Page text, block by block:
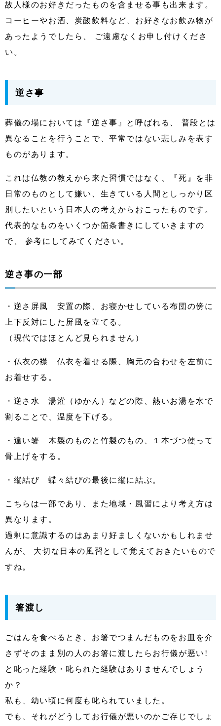
故人様のお好きだったものを含ませる事も出来ます。
コーヒーやお酒、炭酸飲料など、お好きなお飲み物が
あったようでしたら、 ご遠慮なくお申し付けくださ
い。
逆さ事
葬儀の場においては『逆さ事』と呼ばれる、 普段とは
異なることを行うことで、平常ではない悲しみを表す
ものがあります。
これは仏教の教えから来た習慣ではなく、『死』を非
日常のものとして嫌い、生きている人間としっかり区
別したいという日本人の考えからおこったものです。
代表的なものをいくつか箇条書きにしていきますの
で、 参考にしてみてください。
逆さ事の一部
・逆さ屏風 安置の際、お寝かせしている布団の傍に
上下反対にした屏風を立てる。
（現代ではほとんど見られません）
・仏衣の襟 仏衣を着せる際、胸元の合わせを左前に
お着せする。
・逆さ水 湯灌（ゆかん）などの際、熱いお湯を水で
割ることで、温度を下げる。
・違い箸 木製のものと竹製のもの、１本づつ使って
骨上げをする。
・縦結び 蝶々結びの最後に縦に結ぶ。
こちらは一部であり、また地域・風習により考え方は
異なります。
過剰に意識するのはあまり好ましくないかもしれませ
んが、 大切な日本の風習として覚えておきたいもので
すね。
箸渡し
ごはんを食べるとき、お箸でつまんだものをお皿を介
さずそのまま別の人のお箸に渡したらお行儀が悪い!
と叱った経験・叱られた経験はありませんでしょう
か？
私も、幼い頃に何度も叱られていました。
でも、それがどうしてお行儀が悪いのかご存じでしょ